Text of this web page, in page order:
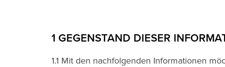
1 GEGENSTAND DIESER
1.1 Mit den nachfolgenden Informationen